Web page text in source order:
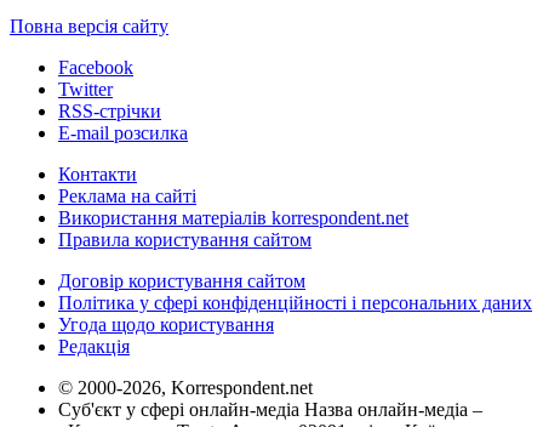
Повна версія сайту
Facebook
Twitter
RSS-стрічки
E-mail розсилка
Контакти
Реклама на сайті
Використання матеріалів korrespondent.net
Правила користування сайтом
Договір користування сайтом
Політика у сфері конфіденційності і персональних даних
Угода щодо користування
Редакція
© 2000-2026, Korrespondent.net
Суб'єкт у сфері онлайн-медіа Назва онлайн-медіа –